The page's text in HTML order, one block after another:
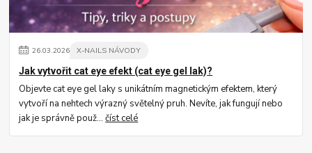
26.03.2026 X-NAILS NÁVODY
Jak vytvořit cat eye efekt (cat eye gel lak)?
Objevte cat eye gel laky s unikátním magnetickým efektem, který
vytvoří na nehtech výrazný světelný pruh. Nevíte, jak fungují nebo
jak je správně použ...číst celé